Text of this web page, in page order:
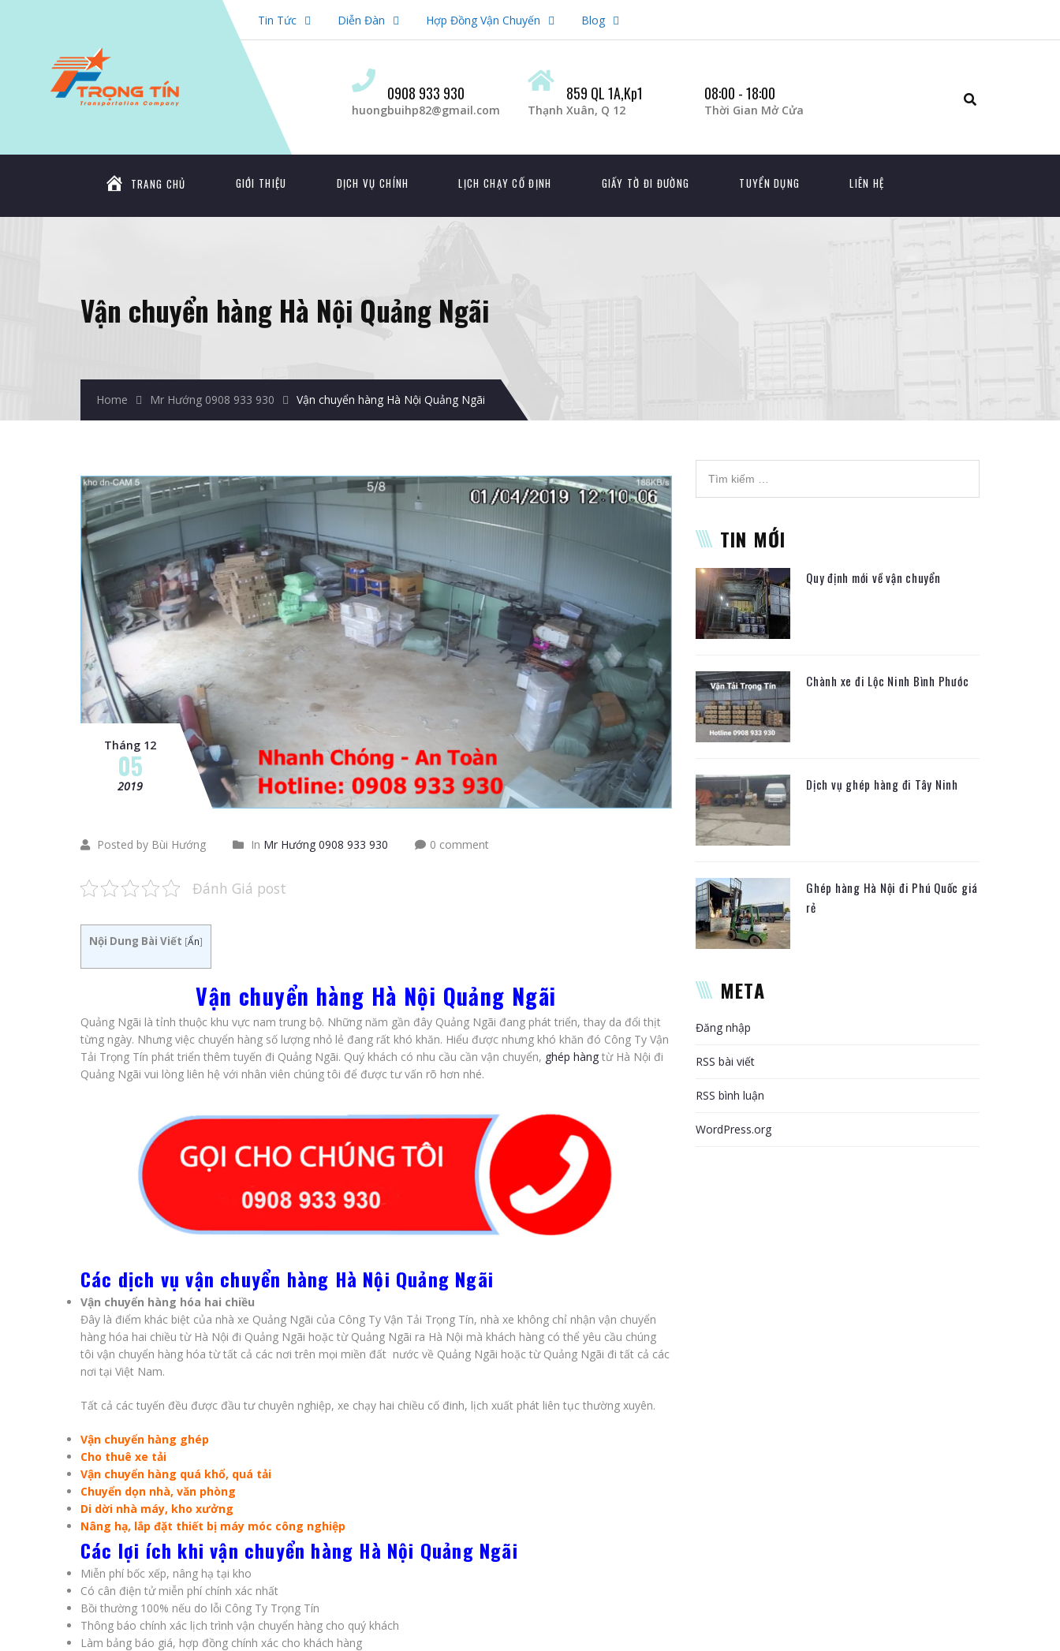
Tin Tức Diễn Đàn Hợp Đồng Vận Chuyến Blog
0908 933 930
huongbuihp82@gmail.com
859 QL 1A,Kp1
Thạnh Xuân, Q 12
08:00 - 18:00
Thời Gian Mở Cửa
TRANG CHỦ GIỚI THIỆU DỊCH VỤ CHÍNH LỊCH CHẠY CỐ ĐỊNH GIẤY TỜ ĐI ĐƯỜNG TUYỂN DỤNG LIÊN HỆ
Vận chuyển hàng Hà Nội Quảng Ngãi
Home Mr Hướng 0908 933 930 Vận chuyển hàng Hà Nội Quảng Ngãi
Tháng 12
05
2019
Posted by Bùi Hướng In Mr Hướng 0908 933 930 0 comment
Đánh Giá post
Nội Dung Bài Viết [Ẩn]
Vận chuyển hàng Hà Nội Quảng Ngãi
Quảng Ngãi là tỉnh thuộc khu vực nam trung bộ. Những năm gần đây Quảng Ngãi đang phát triển, thay da đổi thịt
từng ngày. Nhưng việc chuyển hàng số lượng nhỏ lẻ đang rất khó khăn. Hiểu được nhưng khó khăn đó Công Ty Vận
Tải Trọng Tín phát triển thêm tuyến đi Quảng Ngãi. Quý khách có nhu cầu cần vận chuyển, ghép hàng từ Hà Nội đi
Quảng Ngãi vui lòng liên hệ với nhân viên chúng tôi để được tư vấn rõ hơn nhé.
Các dịch vụ vận chuyển hàng Hà Nội Quảng Ngãi
Vận chuyển hàng hóa hai chiều
Đây là điểm khác biệt của nhà xe Quảng Ngãi của Công Ty Vận Tải Trọng Tín, nhà xe không chỉ nhận vận chuyển
hàng hóa hai chiều từ Hà Nội đi Quảng Ngãi hoặc từ Quảng Ngãi ra Hà Nội mà khách hàng có thể yêu cầu chúng
tôi vận chuyển hàng hóa từ tất cả các nơi trên mọi miền đất nước về Quảng Ngãi hoặc từ Quảng Ngãi đi tất cả các
nơi tại Việt Nam.
Tất cả các tuyến đều được đầu tư chuyên nghiệp, xe chạy hai chiều cố đinh, lịch xuất phát liên tục thường xuyên.
Vận chuyển hàng ghép
Cho thuê xe tải
Vận chuyển hàng quá khổ, quá tải
Chuyển dọn nhà, văn phòng
Di dời nhà máy, kho xưởng
Nâng hạ, lắp đặt thiết bị máy móc công nghiệp
Các lợi ích khi vận chuyển hàng Hà Nội Quảng Ngãi
Miễn phí bốc xếp, nâng hạ tại kho
Có cân điện tử miễn phí chính xác nhất
Bồi thường 100% nếu do lỗi Công Ty Trọng Tín
Thông báo chính xác lịch trình vận chuyển hàng cho quý khách
Làm bảng báo giá, hợp đồng chính xác cho khách hàng
TIN MỚI
Quy định mới về vận chuyển
Chành xe đi Lộc Ninh Bình Phước
Dịch vụ ghép hàng đi Tây Ninh
Ghép hàng Hà Nội đi Phú Quốc giá
rẻ
META
Đăng nhập
RSS bài viết
RSS bình luận
WordPress.org